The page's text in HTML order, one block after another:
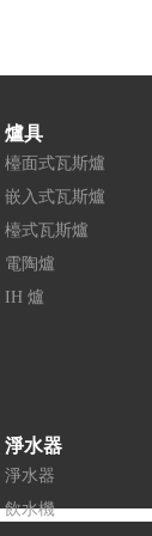
爐具
檯面式瓦斯爐
嵌入式瓦斯爐
檯式瓦斯爐
電陶爐
IH 爐
淨水器
淨水器
飲水機